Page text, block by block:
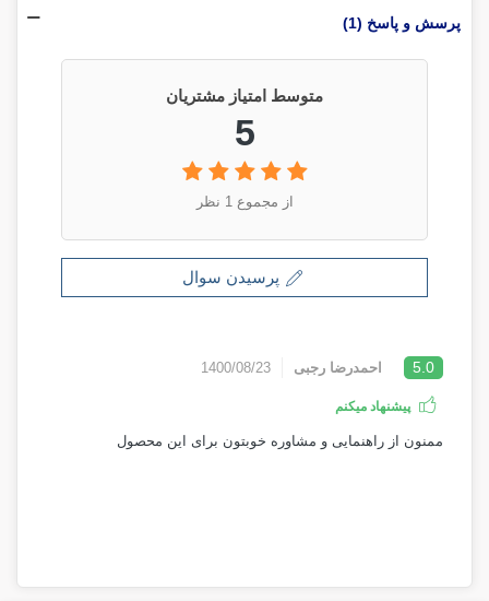
پرسش و پاسخ (1)
متوسط امتیاز مشتریان
5
از مجموع 1 نظر
پرسیدن سوال
5.0 احمدرضا رجبی 1400/08/23
پیشنهاد میکنم
ممنون از راهنمایی و مشاوره خوبتون برای این محصول